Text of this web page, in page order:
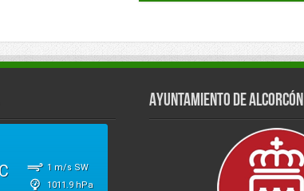
Ayuntamiento de Alcorcón